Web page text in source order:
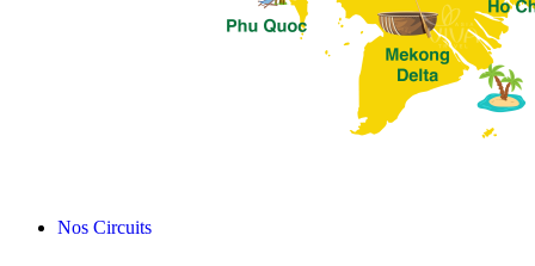
Nos Circuits